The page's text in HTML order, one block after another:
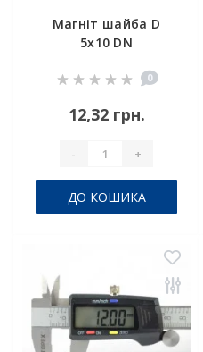
Магніт шайба D
5x10 DN
0
12,32 грн.
- +
ДО КОШИКА